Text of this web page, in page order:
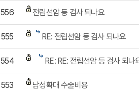
556 전립선암 등 검사 되나요
555 RE: 전립선암 등 검사 되나요
554 RE: RE: 전립선암 등 검사 되나
553 남성확대 수술비용